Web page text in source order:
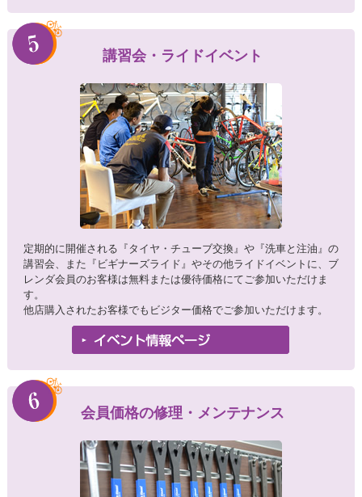
講習会・ライドイベント
定期的に開催される『タイヤ・チューブ交換』や『洗車と注油』の
講習会、また『ビギナーズライド』やその他ライドイベントに、ブ
レンダ会員のお客様は無料または優待価格にてご参加いただけま
す。
他店購入されたお客様でもビジター価格でご参加いただけます。
会員価格の修理・メンテナンス